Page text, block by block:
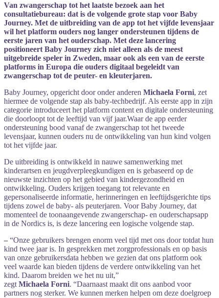
Van zwangerschap tot het laatste bezoek aan het
consultatiebureau: dat is de volgende grote stap voor Baby
Journey. Met de uitbreiding van de app tot het vijfde levensjaar
wil het platform ouders nog langer ondersteunen tijdens de
eerste jaren van het ouderschap. Met deze lancering
positioneert Baby Journey zich niet alleen als de meest
uitgebreide speler in Zweden, maar ook als een van de eerste
platforms in Europa die ouders digitaal begeleidt van
zwangerschap tot de peuter- en kleuterjaren.
Baby Journey, opgericht dooronderanderen Michaela Forni, zet
hiermee de volgende stap als baby-techbedrijf. Als eerste app in zijn
categorie introduceert het platform content en digitale ondersteuning
die doorloopt tot de leeftijd van vijfjaar.Waarde app eerder
ondersteuning bood vanafde zwangerschap tot het tweede
levensjaar, kunnen ouders nu de ontwikkeling van hun kind volgen
tot het vijfde jaar.
De uitbreiding is ontwikkeld in nauwe samenwerking met
kinderartsen en jeugdverpleegkundigen en is gebaseerd op de
nieuwste inzichten op het gebied van kindergezondheid en
ontwikkeling. Ouders krijgen toegang tot relevante en
gepersonaliseerde informatie, herinneringen en leeftijdsgerichte tips
tijdens zowel de baby- als peuterjaren. VoorBaby Journey, dat
momenteel de toonaangevende zwangerschap- en ouderschapsapp
in de Nordics is, is deze lancering een logische volgende stap.
– “Onze gebruikers brengen enorm veel tijd met ons doortotdat hun
kind twee jaaris. In gesprekken met zorgprofessionals en op basis
van onze gebruikersdata hebben we gezien dat ons platform ook
veel waarde kan bieden tijdens de verdere ontwikkeling van het
kind. Daarom breiden we het nu uit,”
zegt Michaela Forni. “Daarnaast maakt dit ons aanbod voor
partners nog sterker. We kunnen merken helpen om deze doelgroep